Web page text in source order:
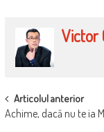
Victor
POST
NAVIGATION
Articolul anterior
Achime, dacă nu te ia